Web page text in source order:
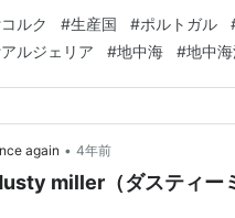
コルク #生産国 #ポルトガル
アルジェリア #地中海 #地中
again • 4年前
miller（ダスティー